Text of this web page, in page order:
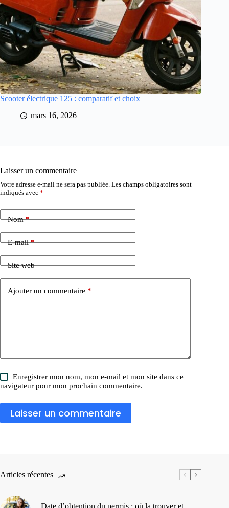
Scooter électrique 125 : comparatif et choix
mars 16, 2026
Laisser un commentaire
Votre adresse e-mail ne sera pas publiée. Les champs obligatoires sont
indiqués avec *
Nom*
E-mail*
Site web
Ajouter un commentaire *
Enregistrer mon nom, mon e-mail et mon site dans ce
navigateur pour mon prochain commentaire.
Laisser un commentaire
Articles récentes